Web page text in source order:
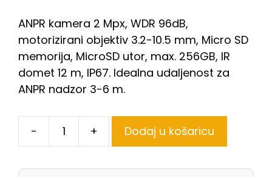
ANPR kamera 2 Mpx, WDR 96dB,
motorizirani objektiv 3.2-10.5 mm, Micro SD
memorija, MicroSD utor, max. 256GB, IR
domet 12 m, IP67. Idealna udaljenost za
ANPR nadzor 3-6 m.
- + Dodaj u košaricu